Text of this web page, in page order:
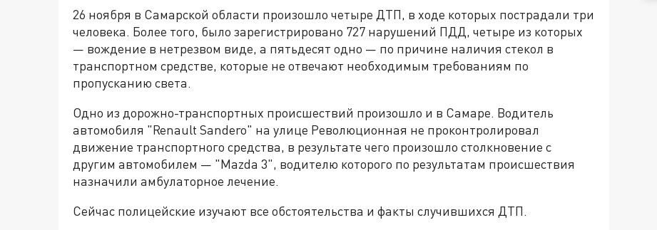
26 ноября в Самарской области произошло четыре ДТП, в ходе которых пострадали три
человека. Более того, было зарегистрировано 727 нарушений ПДД, четыре из которых
— вождение в нетрезвом виде, а пятьдесят одно — по причине наличия стекол в
транспортном средстве, которые не отвечают необходимым требованиям по
пропусканию света.
Одно из дорожно-транспортных происшествий произошло и в Самаре. Водитель
автомобиля "Renault Sandero" на улице Революционная не проконтролировал
движение транспортного средства, в результате чего произошло столкновение с
другим автомобилем — "Mazda 3", водителю которого по результатам происшествия
назначили амбулаторное лечение.
Сейчас полицейские изучают все обстоятельства и факты случившихся ДТП.